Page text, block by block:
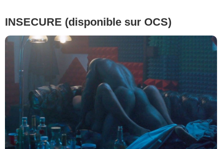
INSECURE (disponible sur OCS)